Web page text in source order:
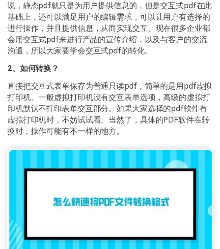
说，静态pdf就只是为用户提供信息的，但是交互式pdf在此
基础上，还可以满足用户的编辑需求，可以让用户有选择的
进行操作，并且提供信息，从而实现交互。现在很多企业都
会用交互式pdf来进行产品的宣传介绍，以及与客户的交流
沟通，所以大家要学会交互式pdf的转化。
2、如何转换？
直接把交互式表单保存为普通只读pdf，简单的是用pdf虚拟
打印机。一般虚拟打印机没有交互表单选项，高级的虚拟打
印机默认不打印表单交互部分。如果大家选择的pdf软件有
虚拟打印机时，不妨试试看。当然了，具体的PDF软件在转
换时，操作可能有不一样的地方。